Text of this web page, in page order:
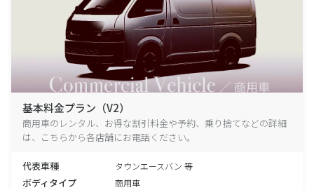
基本料金プラン（V2）
商用車のレンタル、お得な割引料金や予約、乗り捨てなどの詳細
は、こちらから各店舗にお電話ください。
代表車種 タウンエースバン 等
ボディタイプ 商用車